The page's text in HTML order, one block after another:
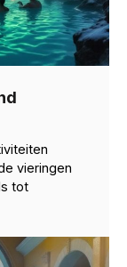
vieringen
tot